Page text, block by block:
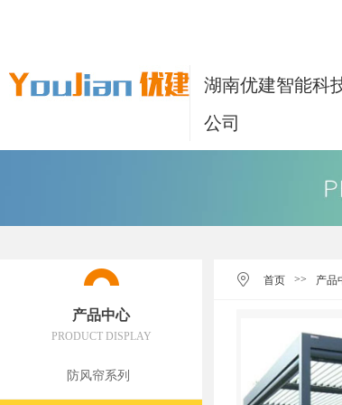
湖南优建智能科
公司
产品中心
PRODUCT DISPLAY
防风帘系列
首页 >> 产品